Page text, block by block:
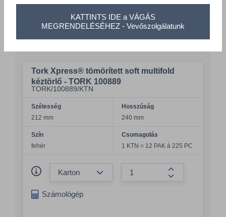
Csomagolás
Tork Xpress® tömörített soft multifold
kéztörlő - TORK 100889
TORK/100889/KTN
Szélesség
212 mm
Hosszúság
240 mm
Szín
fehér
Csomagolás
1 KTN = 12 PAK á 225 PC
Összeg
Számológép
KATTINTS IDE a VÁGÁS
MEGRENDELÉSÉHEZ - Vevőszolgálatunk